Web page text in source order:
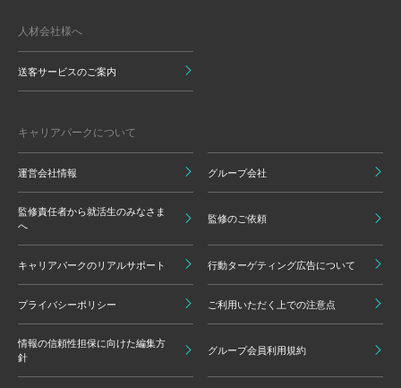
人材会社様へ
送客サービスのご案内
キャリアパークについて
運営会社情報 グループ会社
監修責任者から就活生のみなさま
へ
監修のご依頼
キャリアパークのリアルサポート 行動ターゲティング広告について
プライバシーポリシー ご利用いただく上での注意点
情報の信頼性担保に向けた編集方
針
グループ会員利用規約